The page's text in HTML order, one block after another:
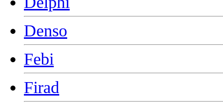
Denso
Febi
Firad